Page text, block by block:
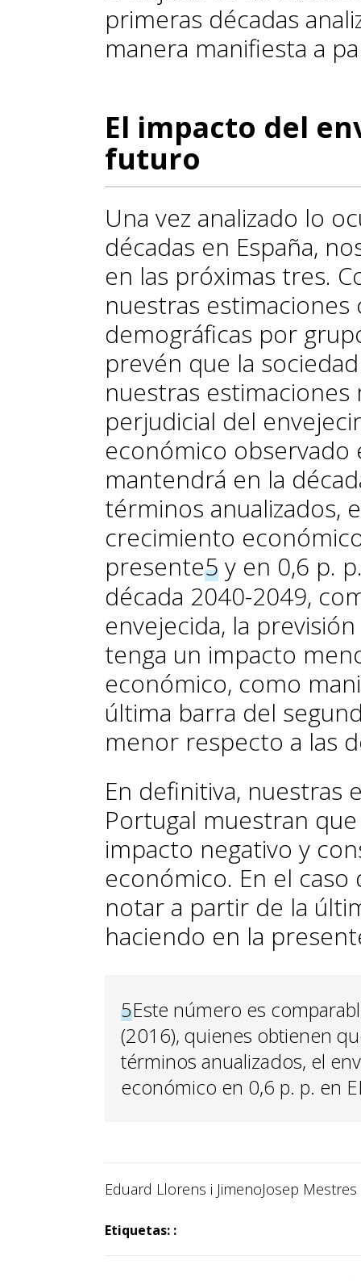
primeras décadas
manera manifiesta a
El impacto del
futuro
Una vez analizado lo
décadas en España,
en las próximas tres.
nuestras
demográficas por
prevén que la
nuestras
perjudicial del
económico observado
mantendrá en la
términos anualizados,
crecimiento
presente5y en 0,6 p.
década 2040-2049,
envejecida, la
tenga un impacto
económico, como
última barra del
menor respecto a las
En definitiva, nuestras
Portugal muestran
impacto negativo y
económico. En el
notar a partir de la
haciendo en la
5Este número es
(2016), quienes obtienen
términos anualizados, el
económico en 0,6 p. p. en
Eduard Llorens i JimenoJosep
Etiquetas: